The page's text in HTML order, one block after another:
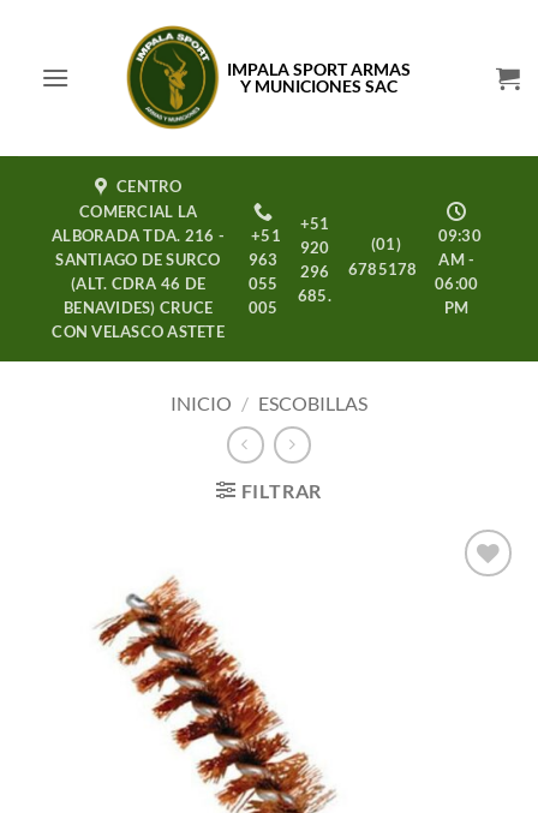
contenido
IMPALA SPORT ARMAS
Y MUNICIONES SAC
CENTRO
COMERCIAL LA
ALBORADA TDA. 216 -
SANTIAGO DE SURCO
(ALT. CDRA 46 DE
BENAVIDES) CRUCE
CON VELASCO ASTETE
09:30
AM -
06:00
PM
+51
963
055
005
+51
920
296
685.
(01)
6785178
INICIO / ESCOBILLAS
FILTRAR